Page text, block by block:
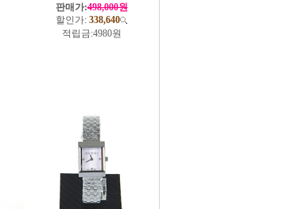
판매가:498,000원
할인가: 338,640
적립금:4980원